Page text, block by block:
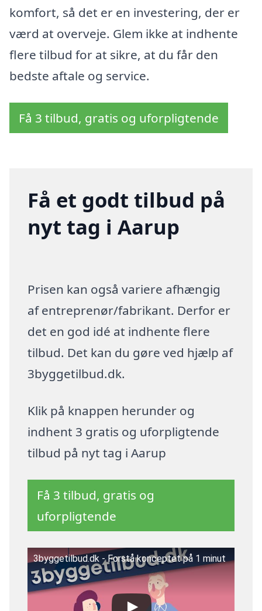
komfort, så det er en investering, der er
værd at overveje. Glem ikke at indhente
flere tilbud for at sikre, at du får den
bedste aftale og service.
Få 3 tilbud, gratis og uforpligtende
Få et godt tilbud på
nyt tag i Aarup
Prisen kan også variere afhængig
af entreprenør/fabrikant. Derfor er
det en god idé at indhente flere
tilbud. Det kan du gøre ved hjælp af
3byggetilbud.dk.
Klik på knappen herunder og
indhent 3 gratis og uforpligtende
tilbud på nyt tag i Aarup
Få 3 tilbud, gratis og
uforpligtende
3byggetilbud.dk - Forstå konceptet på 1 minut